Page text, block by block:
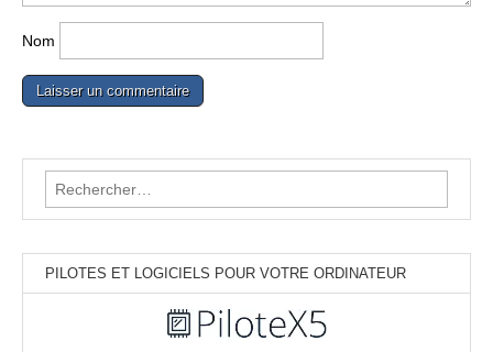
Nom
Rechercher :
PILOTES ET LOGICIELS POUR VOTRE ORDINATEUR